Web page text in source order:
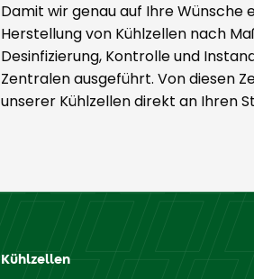
Damit wir genau auf Ihre Wünsche
Herstellung von Kühlzellen nach
Desinfizierung, Kontrolle und
Zentralen ausgeführt. Von diesen
unserer Kühlzellen direkt an Ihren
Kühlzellen